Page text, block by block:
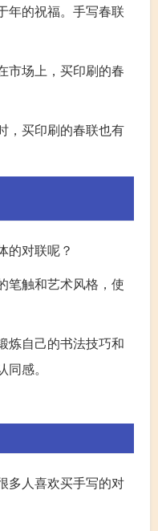
年的祝福。手写春联
市场上，买印刷的春
，买印刷的春联也有
的对联呢？
笔触和艺术风格，使
炼自己的书法技巧和
感。
多人喜欢买手写的对